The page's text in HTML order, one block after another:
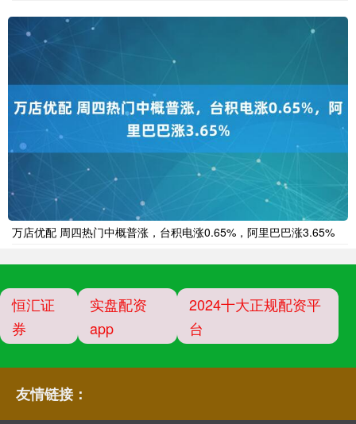
万店优配 周四热门中概普涨，台积电涨0.65%，阿里巴巴涨3.65%
恒汇证
券
实盘配资
app
2024十大正规配资平
台
友情链接：